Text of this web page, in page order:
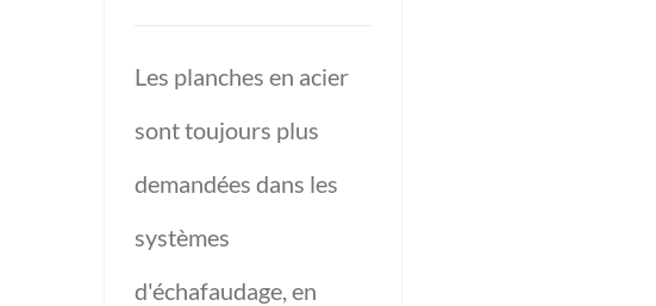
Les planches en acier
sont toujours plus
demandées dans les
systèmes
d'échafaudage, en